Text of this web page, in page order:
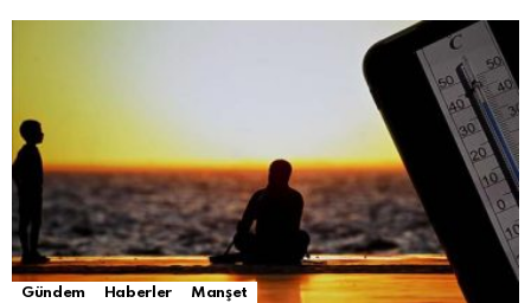
Gündem Haberler Manşet